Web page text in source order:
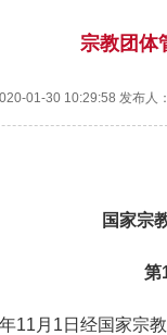
宗教团体
01-30 10:29:58 发布人
国家宗
第
11月1日经国家